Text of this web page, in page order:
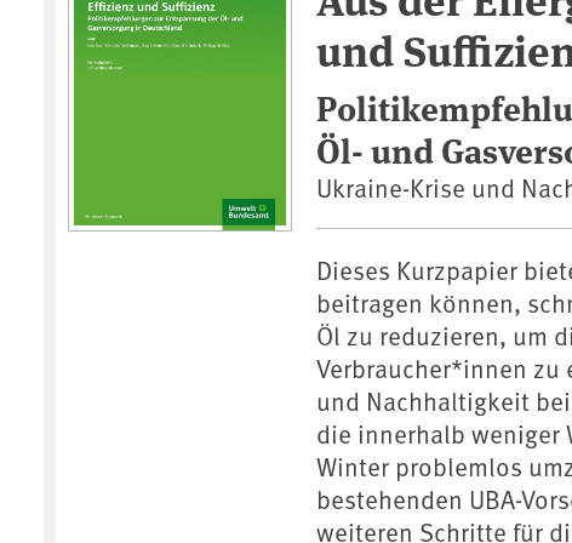
und
Öl- und
Ukraine-Krise und
Dieses Kurzpapier
beitragen können,
Öl zu reduzieren, um
Verbraucher*innen
und Nachhaltigkeit
die innerhalb weniger
Winter problemlos
bestehenden UBA-
weiteren Schritte für